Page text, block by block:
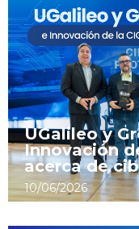
UGalileo y
Innovación
acerca de
10/06/2026